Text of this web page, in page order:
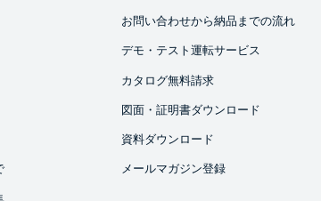
お問い合わせから納品までの流れ
デモ・テスト運転サービス
カタログ無料請求
図面・証明書ダウンロード
資料ダウンロード
メールマガジン登録